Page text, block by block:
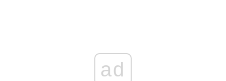
ad